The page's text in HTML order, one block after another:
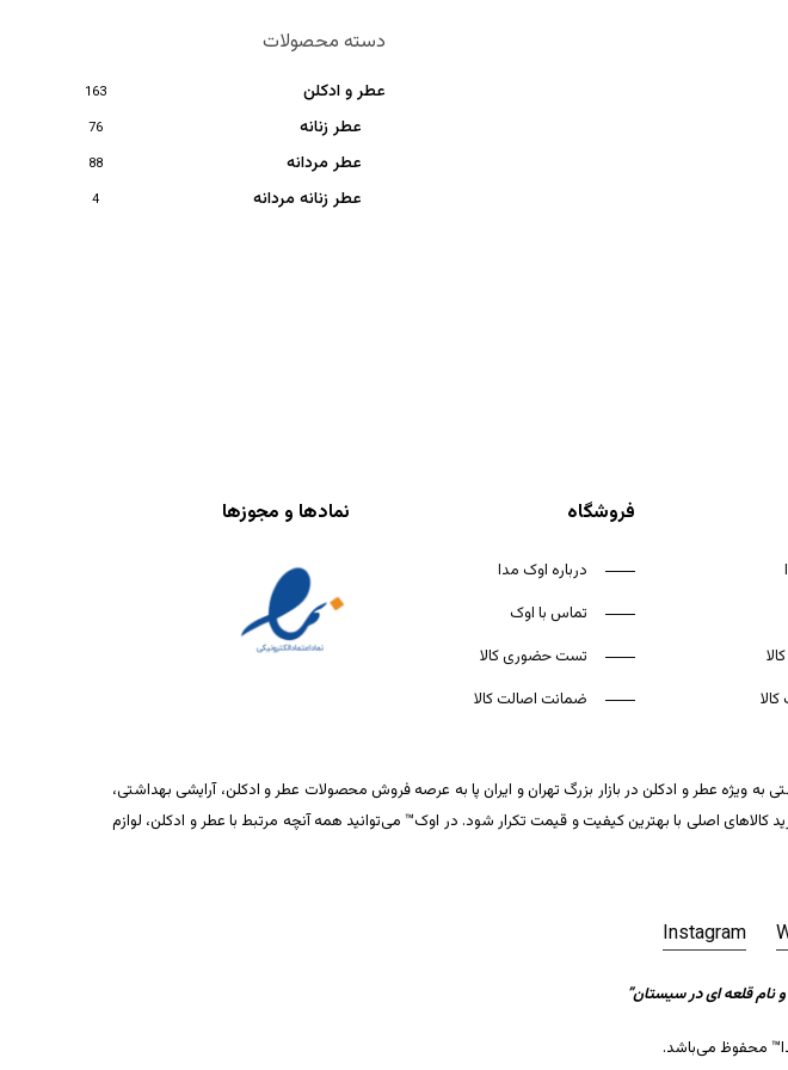
دسته محصولات
عطر و ادکلن 163
عطر زنانه 76
عطر مردانه 88
عطر زنانه مردانه 4
فروشگاه
درباره اوک مدا
تماس با اوک
تست حضوری کالا
ضمانت اصالت کالا
نمادها و مجوزها
ویژه عطر و ادکلن در بازار بزرگ تهران و ایران پا به عرصه فروش محصولات عطر و ادکلن، آرایشی بهداشتی،
اصلی با بهترین کیفیت و قیمت تکرار شود. در اوک™ می‌توانید همه آنچه مرتبط با عطر و ادکلن، لوازم
Instagram
قلعه ای در سیستان”
محفوظ می‌باشد.